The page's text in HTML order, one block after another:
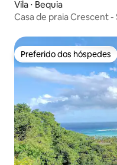
Vila ⋅ Bequia
Casa de praia Crescent
Preferido dos hóspedes
Preferido dos hóspedes